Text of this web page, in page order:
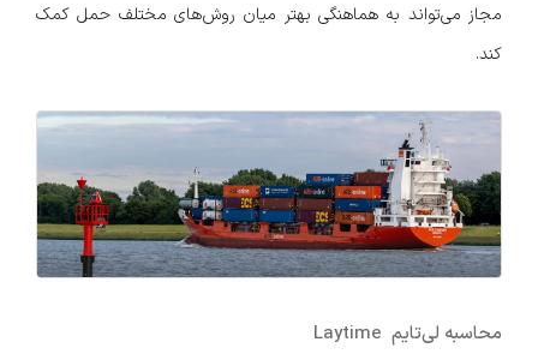
مجاز می‌تواند به هماهنگی بهتر میان روش‌های مختلف حمل کمک
کند.
محاسبه لی‌تایم Laytime